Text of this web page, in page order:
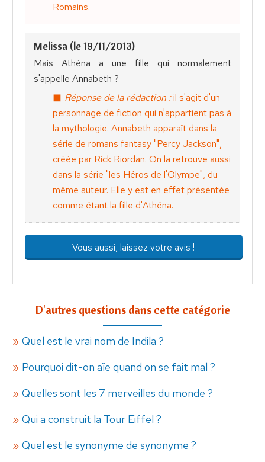
Romains.
Melissa (le 19/11/2013)
Mais Athéna a une fille qui normalement
s'appelle Annabeth ?
Réponse de la rédaction :il s'agit d'un
personnage de fiction qui n'appartient pas à
la mythologie. Annabeth apparaît dans la
série de romans fantasy "Percy Jackson",
créée par Rick Riordan. On la retrouve aussi
dans la série "les Héros de l'Olympe", du
même auteur. Elle y est en effet présentée
comme étant la fille d'Athéna.
Vous aussi, laissez votre avis !
D'autres questions dans cette catégorie
Quel est le vrai nom de Indila ?
Pourquoi dit-on aïe quand on se fait mal ?
Quelles sont les 7 merveilles du monde ?
Qui a construit la Tour Eiffel ?
Quel est le synonyme de synonyme ?